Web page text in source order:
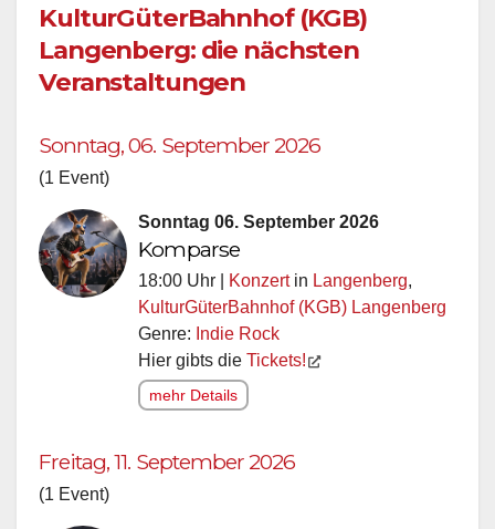
KulturGüterBahnhof (KGB)
Langenberg: die nächsten
Veranstaltungen
Sonntag, 06. September 2026
(1 Event)
Sonntag 06. September 2026
Komparse
18:00 Uhr | Konzertin Langenberg,
KulturGüterBahnhof (KGB) Langenberg
Genre: Indie Rock
Hier gibts die Tickets!
mehr Details
Freitag, 11. September 2026
(1 Event)